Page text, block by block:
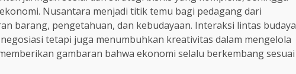
Nusantara menjadi titik temu bagi pedagang dari
barang, pengetahuan, dan kebudayaan. Interaksi lintas budaya
tetapi juga menumbuhkan kreativitas dalam mengelola
gambaran bahwa ekonomi selalu berkembang sesuai